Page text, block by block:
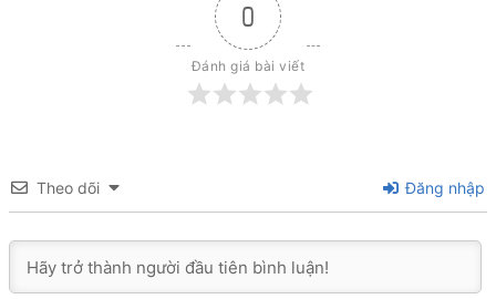
0
Đánh giá bài viết
Theo dõi Đăng nhập